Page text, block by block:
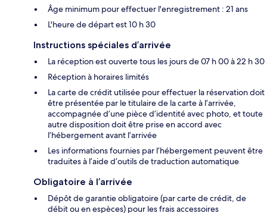
Âge minimum pour effectuer l'enregistrement : 21 ans
L'heure de départ est 10 h 30
Instructions spéciales d’arrivée
La réception est ouverte tous les jours de 07 h 00 à 22 h 30
Réception à horaires limités
La carte de crédit utilisée pour effectuer la réservation doit
être présentée par le titulaire de la carte à l’arrivée,
accompagnée d’une pièce d’identité avec photo, et toute
autre disposition doit être prise en accord avec
l’hébergement avant l’arrivée
Les informations fournies par l’hébergement peuvent être
traduites à l’aide d’outils de traduction automatique
Obligatoire à l’arrivée
Dépôt de garantie obligatoire (par carte de crédit, de
débit ou en espèces) pour les frais accessoires